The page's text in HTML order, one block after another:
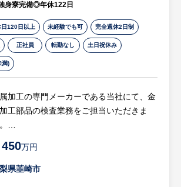
員寮または住宅補助制度あり（引っ越し
あり）
理・財務・金融機関対応
理伝票入力、出納管理、決算補助業務
々の資金繰り管理・資金繰り表の作成・
資や手続き等に伴う金融機関への窓口・
対応
1回、顧問会計事務所の担当者が来社さ
ため、専門的な相談や最終的なチェック
。
寮完備◎年休122日
日120日以上 未経験でも可 完全週休2日制
正社員 転勤なし 土日祝休み
満)
加工の専門メーカーである当社にて、金
工部品の検査業務をご担当いただきま
具体的には…】
属加工部品の寸法や品質の確認
450万円
県韮崎市